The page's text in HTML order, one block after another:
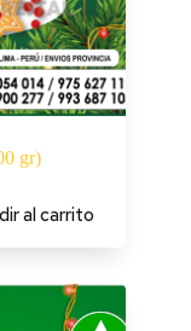
gr)
al carrito